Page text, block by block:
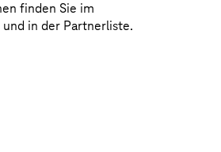
KI-fähig?
finden Sie im
in der Partnerliste.